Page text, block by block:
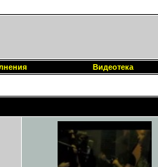
Видеотека